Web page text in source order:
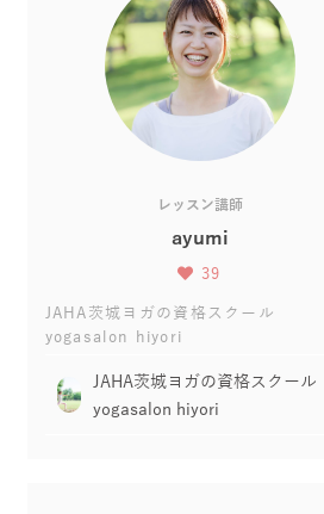
レッスン講師
ayumi
39
JAHA茨城ヨガの資格スクール
yogasalon hiyori
JAHA茨城ヨガの資格スクール
yogasalon hiyori